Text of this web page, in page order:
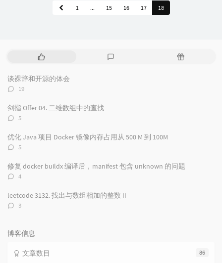
1 ... 15 16 17 18
热
文
章
随
谈裸辞和开源的体会
评
数：
19
剑指 Offer 04. 二维数组中的查找
评
数：
5
优化 Java 项目 Docker 镜像内存占用从 500 M 到 100M
评
数：
5
修复 docker buildx 编译后，manifest 包含 unknown 的问题
评
数：
4
leetcode 3132. 找出与数组相加的整数 II
评
3
博客信息
86
文章数目